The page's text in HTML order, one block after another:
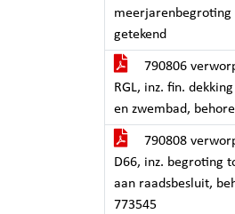
meerjarenbegroting
getekend
790806
RGL, inz. fin.
en zwembad,
790808
D66, inz. begroting
aan raadsbesluit,
773545